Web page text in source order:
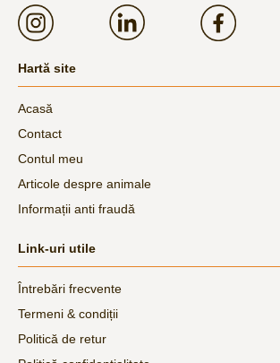
Hartă site
Acasă
Contact
Contul meu
Articole despre animale
Informații anti fraudă
Link-uri utile
Întrebări frecvente
Termeni & condiții
Politică de retur